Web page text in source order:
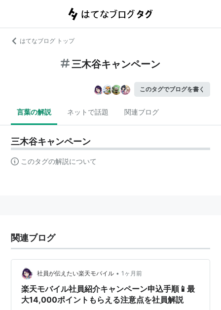
はてなブログ トップ
三木谷キャンペーン
このタグでブログを書く
言葉の解説 ネットで話題 関連ブログ
三木谷キャンペーン
このタグの解説について
関連ブログ
社員が伝えたい楽天モバイル • 1ヶ月前
楽天モバイル社員紹介キャンペーン申込手順📱最
大14,000ポイントもらえる注意点を社員解説